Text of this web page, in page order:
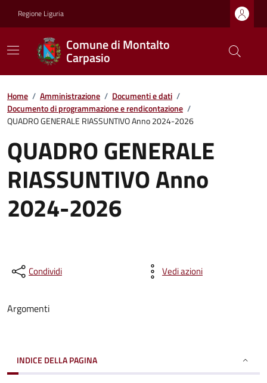
Regione Liguria
Comune di Montalto
Carpasio
Home / Amministrazione / Documenti e dati /
Documento di programmazione e rendicontazione /
QUADRO GENERALE RIASSUNTIVO Anno 2024-2026
QUADRO GENERALE
RIASSUNTIVO Anno
2024-2026
Condividi Vedi azioni
Argomenti
INDICE DELLA PAGINA